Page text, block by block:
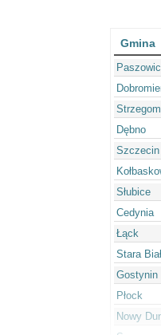
Gmina
Strzegom
Dębno
Szczecin
Słubice
Cedynia
Łąck
Stara
Gostynin
Płock
Nowy